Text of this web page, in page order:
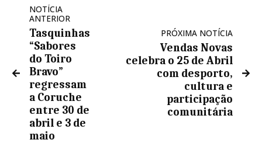
NOTÍCIA
ANTERIOR
Tasquinhas
“Sabores
do Toiro
Bravo”
regressam
a Coruche
entre 30 de
abril e 3 de
maio
PRÓXIMA NOTÍCIA
Vendas Novas
celebra o 25 de Abril
com desporto,
cultura e
participação
comunitária